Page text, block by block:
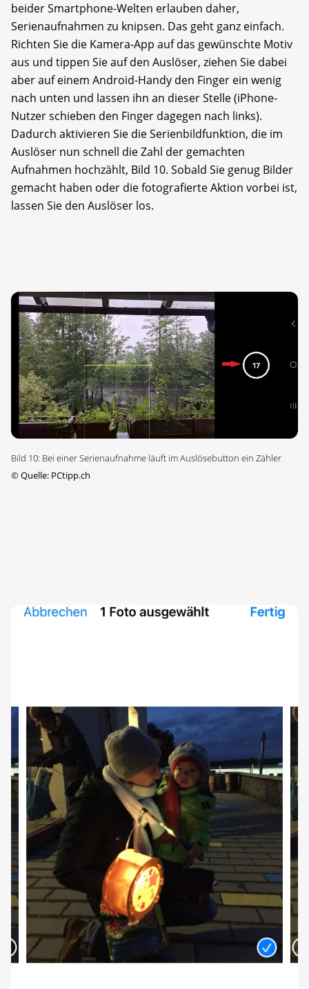
beider Smartphone-Welten erlauben daher,
Serienaufnahmen zu knipsen. Das geht ganz einfach.
Richten Sie die Kamera-App auf das gewünschte Motiv
aus und tippen Sie auf den Auslöser, ziehen Sie dabei
aber auf einem Android-Handy den Finger ein wenig
nach unten und lassen ihn an dieser Stelle (iPhone-
Nutzer schieben den Finger dagegen nach links).
Dadurch aktivieren Sie die Serienbildfunktion, die im
Auslöser nun schnell die Zahl der gemachten
Aufnahmen hochzählt, Bild 10. Sobald Sie genug Bilder
gemacht haben oder die fotografierte Aktion vorbei ist,
lassen Sie den Auslöser los.
Bild 10: Bei einer Serienaufnahme läuft im Auslösebutton ein Zähler
©Quelle: PCtipp.ch